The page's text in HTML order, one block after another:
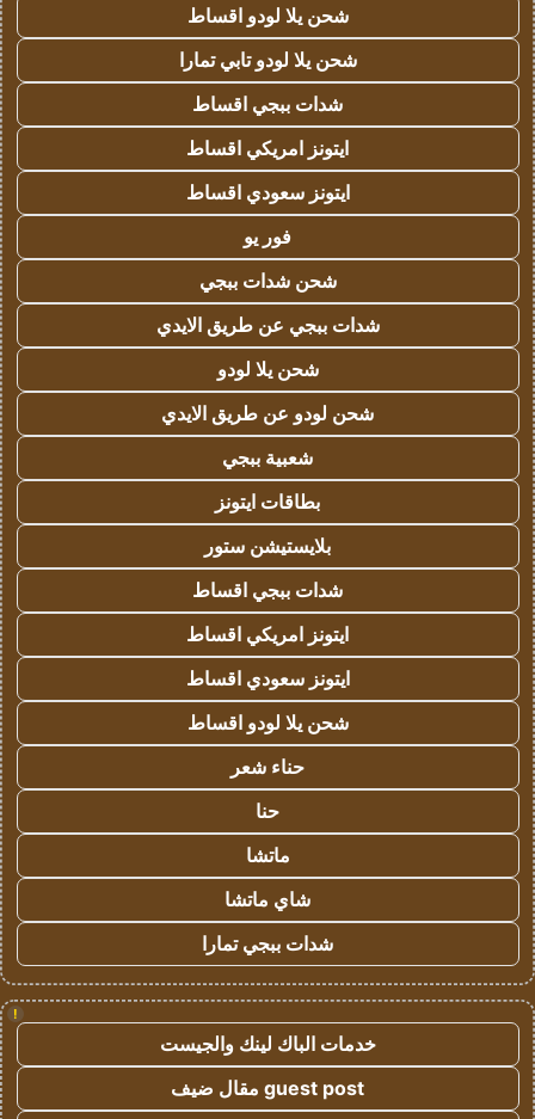
شحن يلا لودو اقساط
شحن يلا لودو تابي تمارا
شدات ببجي اقساط
ايتونز امريكي اقساط
ايتونز سعودي اقساط
فور يو
شحن شدات ببجي
شدات ببجي عن طريق الايدي
شحن يلا لودو
شحن لودو عن طريق الايدي
شعبية ببجي
بطاقات ايتونز
بلايستيشن ستور
شدات ببجي اقساط
ايتونز امريكي اقساط
ايتونز سعودي اقساط
شحن يلا لودو اقساط
حناء شعر
حنا
ماتشا
شاي ماتشا
شدات ببجي تمارا
!
خدمات الباك لينك والجيست
guest post مقال ضيف